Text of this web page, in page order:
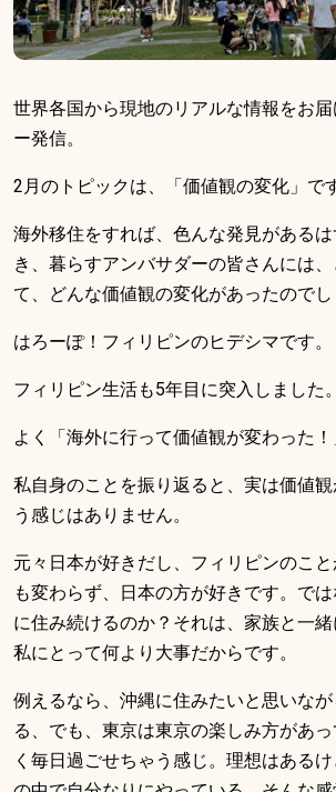
世界各国から現地のリアルな情報をお
ー発信。
2月のトピックは、「価値観の変化」で
海外移住をすれば、色んな発見がある
き、暮らすアンバサダーの皆さんには
て、どんな価値観の変化があったのでし
はろーぽ！フィリピンのヒデシマです。
フィリピン生活も5年目に突入しました。
よく「海外に行って価値観が変わった！
私自身のことを振り返ると、実は価値
う感じはありません。
元々日本が好きだし、フィリピンのこ
も変わらず、日本の方が好きです。で
に住み続けるのか？それは、家族と一
私にとって何より大事だからです。
例えるなら、沖縄に住みたいと思いな
る、でも、東京は東京の楽しみ方があ
く毎日過ごせちゃう感じ。理想はある